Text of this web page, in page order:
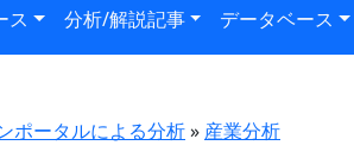
ス 分析/解説記事 データベース
ポータルによる分析» 産業分析